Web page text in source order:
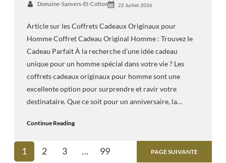
Domaine-Sanvers-Et-Cotton 22 Juillet 2026
Article sur les Coffrets Cadeaux Originaux pour
Homme Coffret Cadeau Original Homme : Trouvez le
Cadeau Parfait À la recherche d’une idée cadeau
unique pour un homme spécial dans votre vie ? Les
coffrets cadeaux originaux pour homme sont une
excellente option pour surprendre et ravir votre
destinataire. Que ce soit pour un anniversaire, la…
Continue Reading
1 2 3 … 99 PAGE SUIVANTE